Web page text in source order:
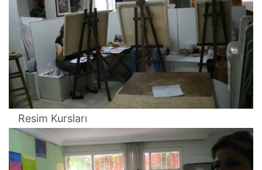
Resim Kursları